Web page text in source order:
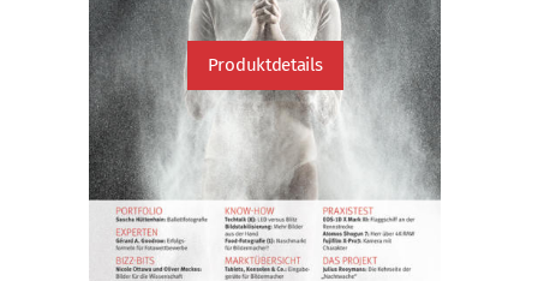
Produktdetails